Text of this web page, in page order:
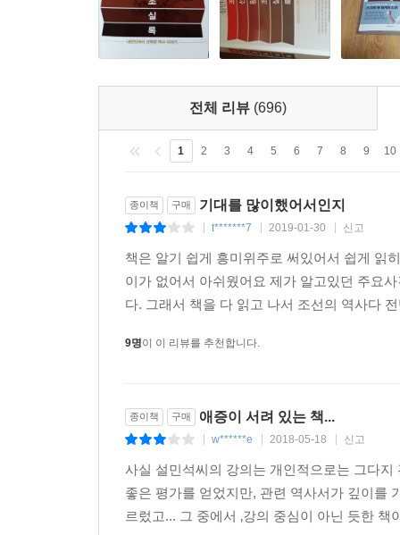
전체 리뷰 (696)
1 2 3 4 5 6 7 8 9 10
종이책 구매 기대를 많이했어서인지
t*******7 2019-01-30 신고
책은 알기 쉽게 흥미위주로 써있어서 쉽게 읽
이가 없어서 아쉬웠어요 제가 알고있던 주요
다. 그래서 책을 다 읽고 나서 조선의 역사다
9명이 이 리뷰를 추천합니다.
종이책 구매 애증이 서려 있는 책...
w******e 2018-05-18 신고
사실 설민석씨의 강의는 개인적으로는 그다
좋은 평가를 얻었지만, 관련 역사서가 깊이를
르렀고... 그 중에서 ‚강의 중심이 아닌 듯한